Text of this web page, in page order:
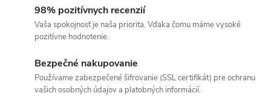
98% pozitívnych recenzií
Vaša spokojnosť je naša priorita. Vďaka čomu máme vysoké
pozitívne hodnotenie.
Bezpečné nakupovanie
Používame zabezpečené šifrovanie (SSL certifikát) pre ochranu
vašich osobných údajov a platobných informácií.